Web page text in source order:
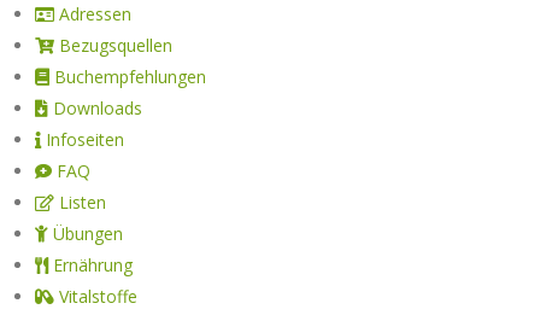
Adressen
Bezugsquellen
Buchempfehlungen
Downloads
Infoseiten
FAQ
Listen
Übungen
Ernährung
Vitalstoffe